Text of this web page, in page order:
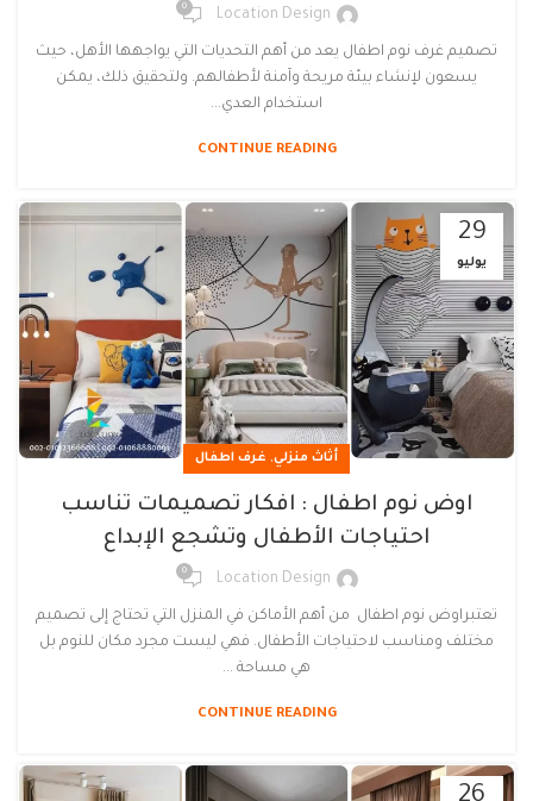
Location Design
0
تصميم غرف نوم اطفال يعد من أهم التحديات التي يواجهها الأهل، حيث
يسعون لإنشاء بيئة مريحة وآمنة لأطفالهم. ولتحقيق ذلك، يمكن
استخدام العدي...
CONTINUE READING
29
يوليو
أثاث منزلي, غرف اطفال
اوض نوم اطفال : افكار تصميمات تناسب
احتياجات الأطفال وتشجع الإبداع
Location Design
0
تعتبراوض نوم اطفال من أهم الأماكن في المنزل التي تحتاج إلى تصميم
مختلف ومناسب لاحتياجات الأطفال. فهي ليست مجرد مكان للنوم بل
هي مساحة ...
CONTINUE READING